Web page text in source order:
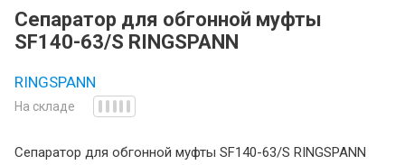
Сепаратор для обгонной муфты
SF140-63/S RINGSPANN
RINGSPANN
На складе
Сепаратор для обгонной муфты SF140-63/S RINGSPANN